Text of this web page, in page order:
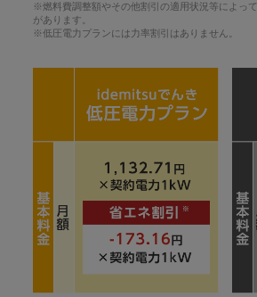
※燃料費調整額やその他割引の適用状況等によっ
があります。
※低圧電力プランには力率割引はありません。